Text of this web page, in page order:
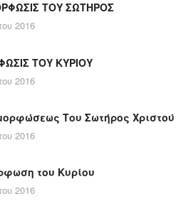
ΤΟΥ ΣΩΤΗΡΟΣ
2016
ΤΟΥ ΚΥΡΙΟΥ
2016
Του Σωτήρος Χριστού
2016
του Κυρίου
2016